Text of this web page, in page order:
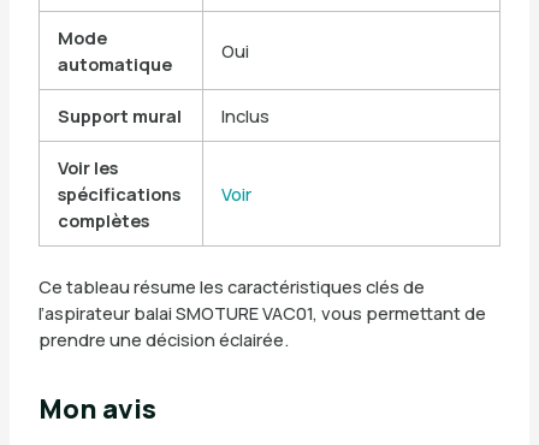
Mode
automatique
Oui
Support mural Inclus
Voir les
spécifications
complètes
Voir
Ce tableau résume les caractéristiques clés de
l’aspirateur balai SMOTURE VAC01, vous permettant de
prendre une décision éclairée.
Mon avis